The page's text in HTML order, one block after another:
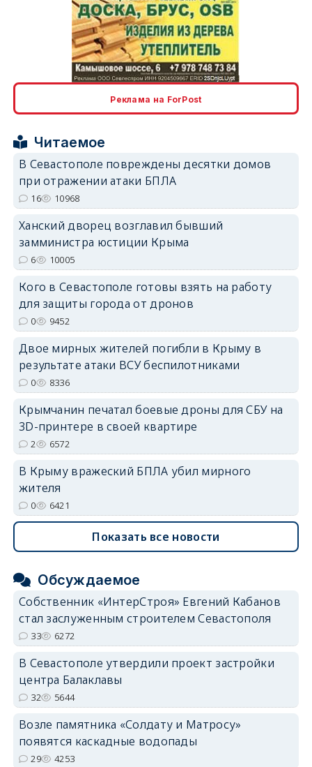
erid: 2SDnjcLUypt
erid: 2SDnjdPjgYS
erid: 2SDnjdvhGXG
Реклама на ForPost
Читаемое
В Севастополе повреждены десятки домов
при отражении атаки БПЛА
16 10968
Ханский дворец возглавил бывший
замминистра юстиции Крыма
6 10005
Кого в Севастополе готовы взять на работу
для защиты города от дронов
0 9452
Двое мирных жителей погибли в Крыму в
результате атаки ВСУ беспилотниками
0 8336
Крымчанин печатал боевые дроны для СБУ на
3D-принтере в своей квартире
2 6572
В Крыму вражеский БПЛА убил мирного
жителя
0 6421
Показать все новости
Обсуждаемое
Собственник «ИнтерСтроя» Евгений Кабанов
стал заслуженным строителем Севастополя
33 6272
В Севастополе утвердили проект застройки
центра Балаклавы
32 5644
Возле памятника «Солдату и Матросу»
появятся каскадные водопады
29 4253